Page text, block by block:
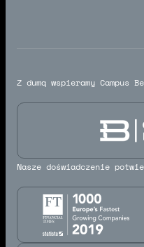
Z dumą wspieramy Campus
Nasze doświadczenie